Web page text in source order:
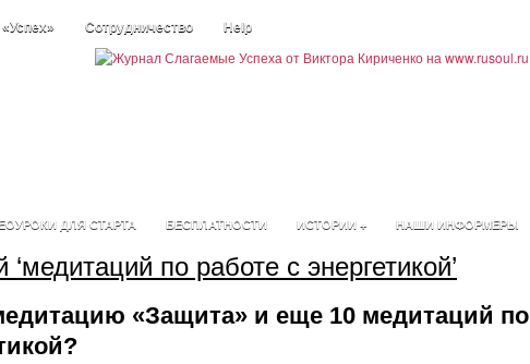
Сотрудничество Help
ДЛЯ СТАРТА БЕСПЛАТНОСТИ ИСТОРИИ + НАШИ ИНФОРМЕРЫ
по работе с энергетикой’
«Защита» и еще 10 медитаций по